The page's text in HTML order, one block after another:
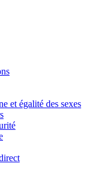
et égalité des sexes